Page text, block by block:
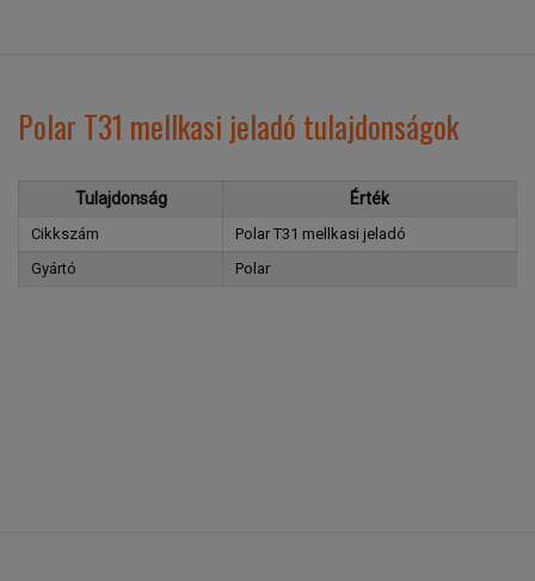
Polar T31 mellkasi jeladó tulajdonságok
Tulajdonság Érték
Cikkszám
Polar T31 mellkasi jeladó
Gyártó
Polar